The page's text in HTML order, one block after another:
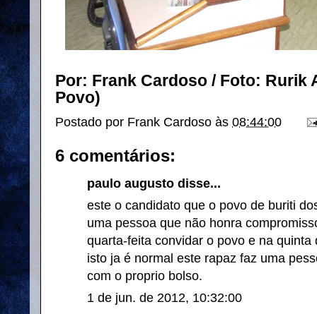
Por: Frank Cardoso / Foto: Rurik
Povo)
Postado por Frank Cardoso às 08:44:00
6 comentários:
paulo augusto disse...
este o candidato que o povo de buriti
uma pessoa que não honra
quarta-feita convidar o povo e na
isto ja é normal este rapaz faz uma
com o proprio bolso.
1 de jun. de 2012, 10:32:00